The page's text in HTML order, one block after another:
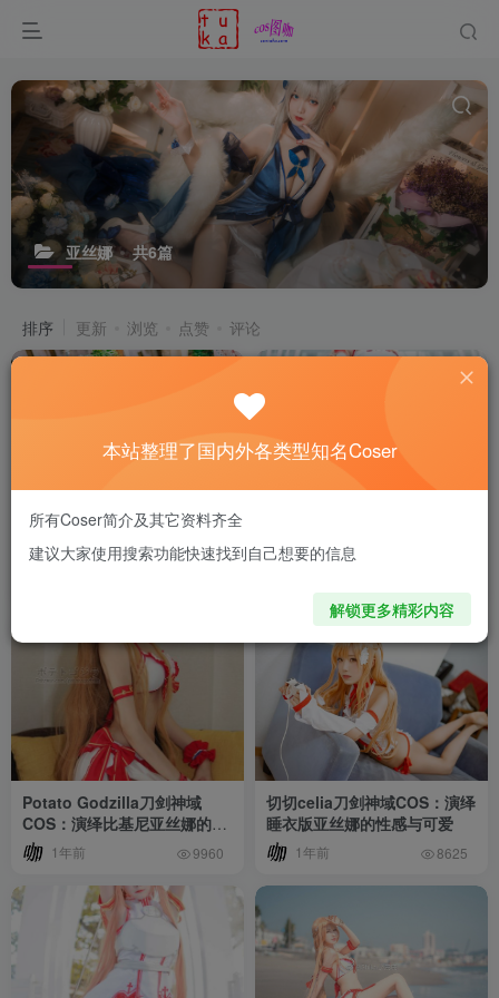
亚丝娜 共6篇
排序 更新 浏览 点赞 评论
霜月shimo亚丝娜COS：刀剑
神域中的睡衣温柔剑士惊艳登
HaneAmeCOS刀剑神域亚丝
Potato Godzilla刀剑神域
COS：演绎比基尼亚丝娜的性
感魅力1年前 9960
切切celia刀剑神域COS：演绎
睡衣版亚丝娜的性感与可爱
1年前 8625
本站整理了国内外各类型知名Coser
所有Coser简介及其它资料齐全
建议大家使用搜索功能快速找到自己想要的信息
解锁更多精彩内容